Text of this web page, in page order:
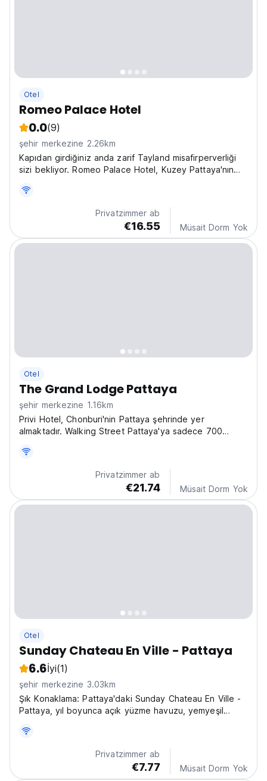
Otel
Romeo Palace Hotel
0.0(9)
şehir merkezine 2.26km
Kapıdan girdiğiniz anda zarif Tayland misafirperverliği
sizi bekliyor. Romeo Palace Hotel, Kuzey Pattaya'nın
şehrin tüm eğlence ve eğlencelerinden yalnızca bir
Privatzimmer ab
€16.55 Müsait Dorm Yok
Otel
The Grand Lodge Pattaya
şehir merkezine 1.16km
Privi Hotel, Chonburi'nin Pattaya şehrinde yer
almaktadır. Walking Street Pattaya'ya sadece 700
Privatzimmer ab
€21.74 Müsait Dorm Yok
Otel
Sunday Chateau En Ville - Pattaya
6.6İyi(1)
şehir merkezine 3.03km
Şık Konaklama: Pattaya'daki Sunday Chateau En Ville -
Pattaya, yıl boyunca açık yüzme havuzu, yemyeşil
sunmaktadır. Konuklar ücretsiz WiFi, özel check-in ve
check-out ve 24 saat açık resepsiyondan
Privatzimmer ab
€7.77 Müsait Dorm Yok